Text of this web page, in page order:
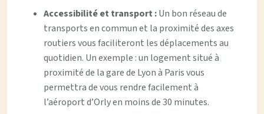
Accessibilité et transport :Un bon réseau de
transports en commun et la proximité des axes
routiers vous faciliteront les déplacements au
quotidien. Un exemple : un logement situé à
proximité de la gare de Lyon à Paris vous
permettra de vous rendre facilement à
l’aéroport d’Orly en moins de 30 minutes.